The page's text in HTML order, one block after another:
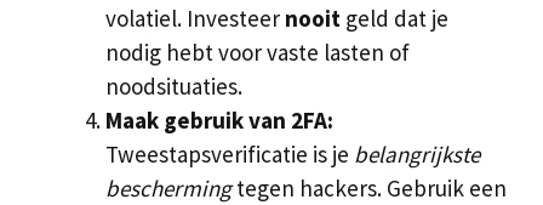
volatiel. Investeer nooit geld dat je
nodig hebt voor vaste lasten of
noodsituaties.
Maak gebruik van 2FA:
Tweestapsverificatie is je belangrijkste
beschermingtegen hackers. Gebruik een